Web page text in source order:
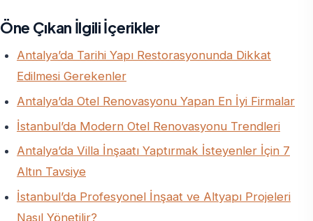
Öne Çıkan İlgili İçerikler
Antalya’da Tarihi Yapı Restorasyonunda Dikkat
Edilmesi Gerekenler
Antalya’da Otel Renovasyonu Yapan En İyi Firmalar
İstanbul’da Modern Otel Renovasyonu Trendleri
Antalya’da Villa İnşaatı Yaptırmak İsteyenler İçin 7
Altın Tavsiye
İstanbul’da Profesyonel İnşaat ve Altyapı Projeleri
Nasıl Yönetilir?